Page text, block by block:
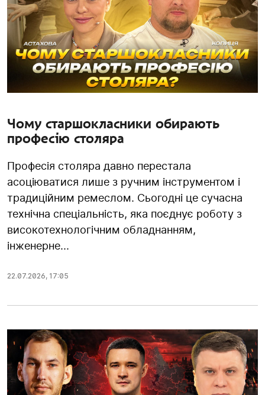
Чому старшокласники обирають
професію столяра
Професія столяра давно перестала
асоціюватися лише з ручним інструментом і
традиційним ремеслом. Сьогодні це сучасна
технічна спеціальність, яка поєднує роботу з
високотехнологічним обладнанням,
інженерне...
22.07.2026, 17:05